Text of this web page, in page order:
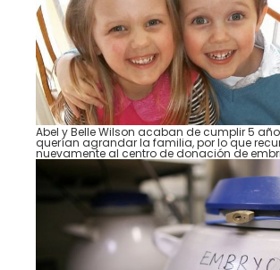
Abel y Belle Wilson acaban de cumplir 5
querían agrandar la familia, por lo que
nuevamente al centro de donación de